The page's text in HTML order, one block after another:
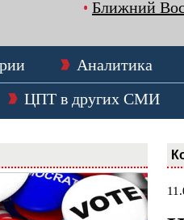
Ближний
Аналитика
ЦПТ в других СМИ